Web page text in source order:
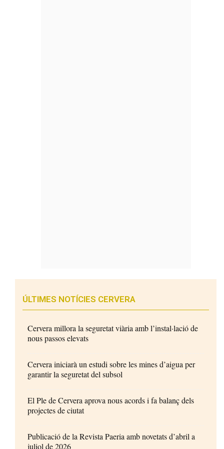
ÚLTIMES NOTÍCIES CERVERA
Cervera millora la seguretat viària amb l’instal·lació de
nous passos elevats
Cervera iniciarà un estudi sobre les mines d’aigua per
garantir la seguretat del subsol
El Ple de Cervera aprova nous acords i fa balanç dels
projectes de ciutat
Publicació de la Revista Paeria amb novetats d’abril a
juliol de 2026